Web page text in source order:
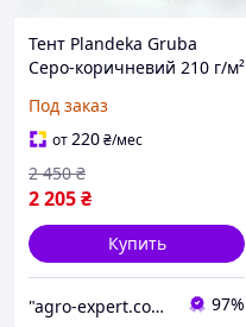
Тент Plandeka Gruba
Серо-коричневий 210 г/м²
накрытия крыши
Тарпаулиновый тент
Под заказ
от220₴/мес
2 205₴
2 450 ₴
Купить
"agro-expert.com.ua": Ваш качественный урожай! 97%